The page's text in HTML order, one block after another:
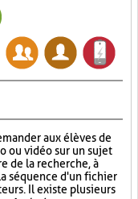
aux élèves de
ou vidéo sur un sujet
de la recherche, à
séquence d'un fichier
Il existe plusieurs